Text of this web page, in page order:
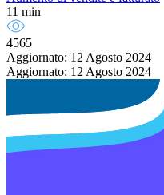
11 min
4565
Aggiornato: 12 Agosto 2024
Aggiornato: 12 Agosto 2024